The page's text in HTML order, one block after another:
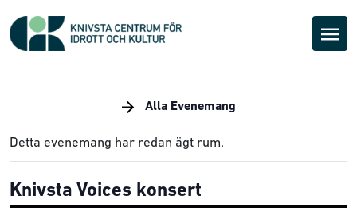
Alla Evenemang
Detta evenemang har redan ägt rum.
Knivsta Voices konsert